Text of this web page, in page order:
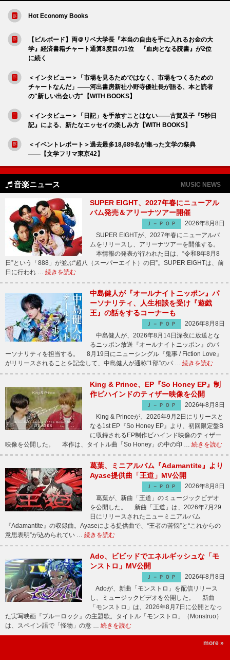
Hot Economy Books
【ビルボード】両＠リベ大学長『本当の自由を手に入れるお金の大
学』経済書籍チャート通算8度目の1位 『血肉となる読書』が2位
に続く
＜インタビュー＞「市場を見るためではなく、市場をつくるための
チャートなんだ」――河出書房新社小野寺優社長が語る、本と読者
の"新しい出会い方"【WITH BOOKS】
＜インタビュー＞「日記」を手放すことはない――古賀及子『5秒日
記』による、新たなエッセイの楽しみ方【WITH BOOKS】
＜イベントレポート＞過去最多18,689名が集った文学の祭典
――【文学フリマ東京42】
音楽ニュース MUSIC NEWS
SUPER EIGHT、2027年春にニューアル
バム発売＆アリーナツアー開催
Ｊ－ＰＯＰ
2026年8月8日
SUPER EIGHTが、2027年春にニューアルバ
ムをリリースし、アリーナツアーを開催する。
本情報の発表が行われた日は、“令和8年8月8
日”という「888」が並ぶ“超八（スーパーエイト）の日”。SUPER EIGHTは、前
日に行われ … 続きを読む
中島健人が『オールナイトニッポン』パ
ーソナリティ、人生相談を受け『遊戯
王』の話をするコーナーも
Ｊ－ＰＯＰ
2026年8月8日
中島健人が、2026年8月14日深夜に放送とな
るニッポン放送『オールナイトニッポン』のパ
ーソナリティを担当する。 8月19日にニューシングル『鬼事 / Fiction Love』
がリリースされることを記念して、中島健人が通称“1部”のパ … 続きを読む
King & Prince、EP『So Honey EP』制
作ビハインドのティザー映像を公開
Ｊ－ＰＯＰ
2026年8月8日
King & Princeが、2026年9月2日にリリースと
なる1st EP『So Honey EP』より、初回限定盤B
に収録されるEP制作ビハインド映像のティザー
映像を公開した。 本作は、タイトル曲「So Honey」の中の印 … 続きを読む
葛葉、ミニアルバム『Adamantite』より
Ayase提供曲「王道」MV公開
Ｊ－ＰＯＰ
2026年8月8日
葛葉が、新曲「王道」のミュージックビデオ
を公開した。 新曲「王道」は、2026年7月29
日にリリースされたニューミニアルバム
『Adamantite』の収録曲。Ayaseによる提供曲で、“王者の苦悩”と“これからの
意思表明”が込められてい … 続きを読む
Ado、ビビッドでエネルギッシュな「モ
ンストロ」MV公開
Ｊ－ＰＯＰ
2026年8月8日
Adoが、新曲「モンストロ」を配信リリース
し、ミュージックビデオを公開した。 新曲
「モンストロ」は、2026年8月7日に公開となっ
た実写映画『ブルーロック』の主題歌。タイトル「モンストロ」（Monstruo）
は、スペイン語で「怪物」の意 … 続きを読む
more »